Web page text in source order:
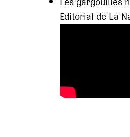
Editorial de La